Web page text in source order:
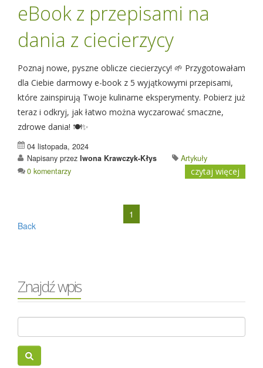
eBook z przepisami na
dania z ciecierzycy
Poznaj nowe, pyszne oblicze ciecierzycy! 🌱 Przygotowałam
dla Ciebie darmowy e-book z 5 wyjątkowymi przepisami,
które zainspirują Twoje kulinarne eksperymenty. Pobierz już
teraz i odkryj, jak łatwo można wyczarować smaczne,
zdrowe dania! 🍽️✨
04 listopada, 2024
Napisany przez Iwona Krawczyk-Kłys
Artykuły
0 komentarzy
czytaj więcej
1
Back
Znajdź wpis